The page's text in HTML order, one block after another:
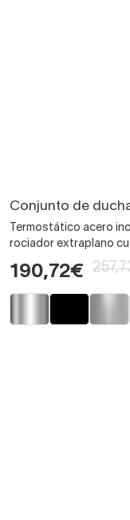
Conjunto de
Termostático acero
rociador extraplano
190,72€